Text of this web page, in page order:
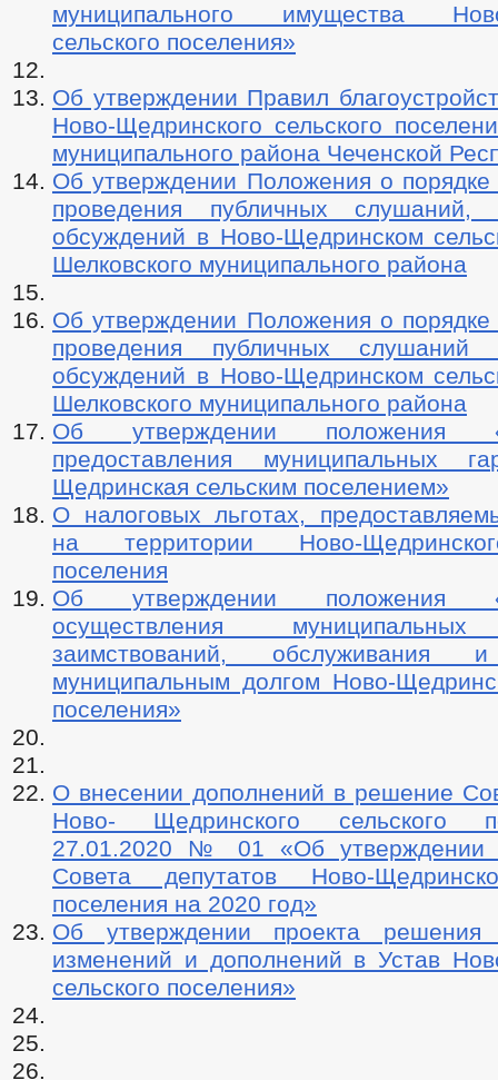
муниципального имущества
сельского поселения»
Об утверждении Правил
Ново-Щедринского сельского
муниципального района Чеченской
Об утверждении Положения о порядке
проведения публичных слушаний,
обсуждений в Ново-Щедринском
Шелковского муниципального района
Об утверждении Положения о порядке
проведения публичных слушаний
обсуждений в Ново-Щедринском
Шелковского муниципального района
Об утверждении положения
предоставления муниципальных
Щедринская сельским поселением»
О налоговых льготах,
на территории Ново-
поселения
Об утверждении положения
осуществления муниципальных
заимствований, обслуживания
муниципальным долгом Ново-
поселения»
О внесении дополнений в решение
Ново- Щедринского сельского
27.01.2020 № 01 «Об утверждении
Совета депутатов Ново-
поселения на 2020 год»
Об утверждении проекта
изменений и дополнений в Устав
сельского поселения»